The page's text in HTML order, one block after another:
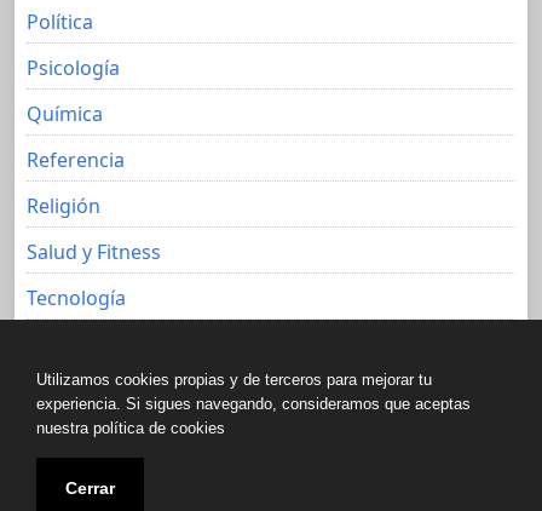
Política
Psicología
Química
Referencia
Religión
Salud y Fitness
Tecnología
Utilizamos cookies propias y de terceros para mejorar tu
experiencia. Si sigues navegando, consideramos que aceptas
nuestra política de cookies
Cerrar